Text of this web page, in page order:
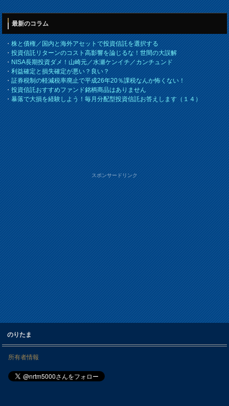
最新のコラム
・株と債権／国内と海外アセットで投資信託を選択する
・投資信託リターンのコスト高影響を論じるな！世間の大誤解
・NISA長期投資ダメ！山崎元／水瀬ケンイチ／カンチュンド
・利益確定と損失確定が悪い？良い？
・証券税制の軽減税率廃止で平成26年20％課税なんか怖くない！
・投資信託おすすめファンド銘柄商品はありません
・暴落で大損を経験しよう！毎月分配型投資信託お答えします（１４）
スポンサードリンク
のりたま
所有者情報